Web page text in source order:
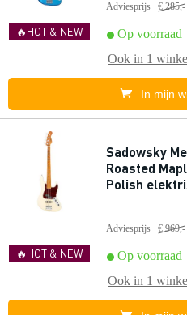
🔥HOT & NEW
Adviesprijs € 285,-
Op voorraad
Ook in 1
In mijn
🔥HOT & NEW
Sadowsky
Roasted
Polish
Adviesprijs € 969,-
Op voorraad
Ook in 1